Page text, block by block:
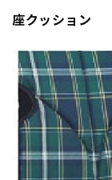
座クッション